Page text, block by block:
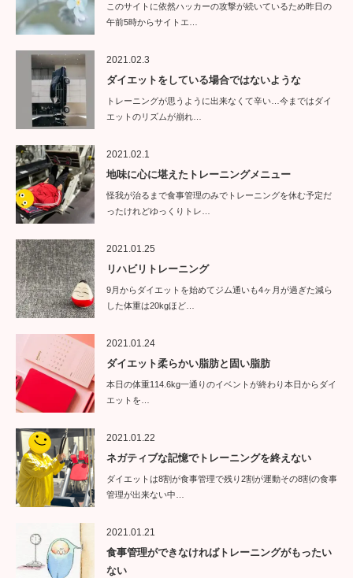
このサイトに依然ハッカーの攻撃が続いているため昨日の
午前5時からサイトエ…
2021.02.3
ダイエットをしている場合ではないような
トレーニングが思うように出来なくて辛い…今まではダイ
エットのリズムが崩れ…
2021.02.1
地味に心に堪えたトレーニングメニュー
怪我が治るまで食事管理のみでトレーニングを休む予定だ
ったけれどゆっくりトレ…
2021.01.25
リハビリトレーニング
9月からダイエットを始めてジム通いも4ヶ月が過ぎた減ら
した体重は20kgほど…
2021.01.24
ダイエット柔らかい脂肪と固い脂肪
本日の体重114.6kg一通りのイベントが終わり本日からダイ
エットを…
2021.01.22
ネガティブな記憶でトレーニングを終えない
ダイエットは8割が食事管理で残り2割が運動その8割の食事
管理が出来ない中…
2021.01.21
食事管理ができなければトレーニングがもったい
ない